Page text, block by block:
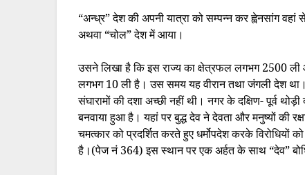
“अन्ध्र” देश की अपनी यात्रा को सम्पन्न कर ह्वेनसांग
अथवा “चोल” देश में आया।
उसने लिखा है कि इस राज्य का क्षेत्रफल लगभग 2500 ली
लगभग 10 ली है। उस समय यह वीरान तथा जंगली देश
संघारामों की दशा अच्छी नहीं थी। नगर के दक्षिण- पूर्व
बनवाया हुआ है। यहां पर बुद्ध देव ने देवता और मनुष्यों की
चमत्कार को प्रदर्शित करते हुए धर्मोपदेश करके विरोधियों
है।(पेज नं 364) इस स्थान पर एक अर्हत के साथ “देव”